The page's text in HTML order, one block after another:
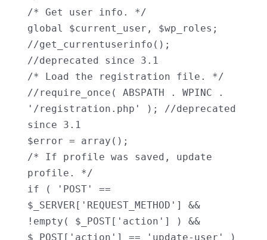
/* Get user info. */
global $current_user, $wp_roles;
//get_currentuserinfo();
//deprecated since 3.1
/* Load the registration file. */
//require_once( ABSPATH . WPINC .
'/registration.php' ); //deprecated
since 3.1
$error = array();
/* If profile was saved, update
profile. */
if ( 'POST' ==
$_SERVER['REQUEST_METHOD'] &&
!empty( $_POST['action'] ) &&
$_POST['action'] == 'update-user' )